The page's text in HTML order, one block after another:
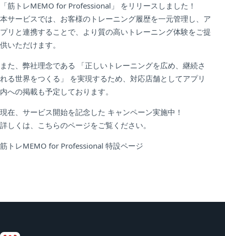
「筋トレMEMO for Professional」 をリリースしました！
本サービスでは、お客様のトレーニング履歴を一元管理し、ア
プリと連携することで、より質の高いトレーニング体験をご提
供いただけます。
また、弊社理念である 「正しいトレーニングを広め、継続さ
れる世界をつくる」 を実現するため、対応店舗としてアプリ
内への掲載も予定しております。
現在、サービス開始を記念した キャンペーン実施中！
詳しくは、こちらのページをご覧ください。
筋トレMEMO for Professional 特設ページ